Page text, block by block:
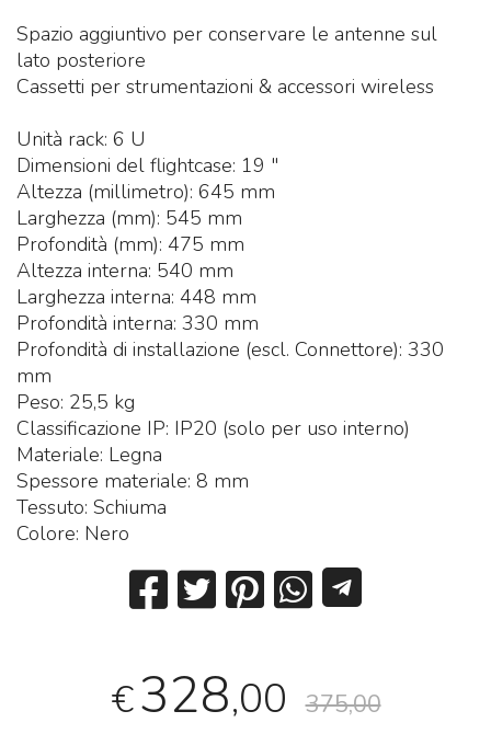
Spazio aggiuntivo per conservare le antenne sul
lato posteriore
Cassetti per strumentazioni & accessori wireless
Unità rack: 6 U
Dimensioni del flightcase: 19 "
Altezza (millimetro): 645 mm
Larghezza (mm): 545 mm
Profondità (mm): 475 mm
Altezza interna: 540 mm
Larghezza interna: 448 mm
Profondità interna: 330 mm
Profondità di installazione (escl. Connettore): 330
mm
Peso: 25,5 kg
Classificazione IP: IP20 (solo per uso interno)
Materiale: Legna
Spessore materiale: 8 mm
Tessuto: Schiuma
Colore: Nero
€328,00 375,00